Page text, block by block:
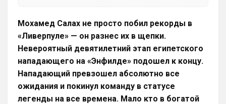
Мохамед Салах не просто побил рекорды в
«Ливерпуле» — он разнес их в щепки.
Невероятный девятилетний этап египетского
нападающего на «Энфилде» подошел к концу.
Нападающий превзошел абсолютно все
ожидания и покинул команду в статусе
легенды на все времена. Мало кто в богатой